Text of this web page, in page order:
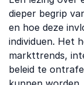
dieper begrip
en hoe deze
individuen. Het
markttrends,
beleid te